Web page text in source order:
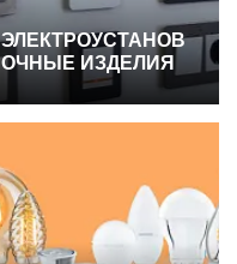
ЭЛЕКТРОУСТАНОВ
ОЧНЫЕ ИЗДЕЛИЯ